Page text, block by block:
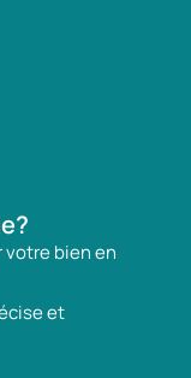
votre bien en
et